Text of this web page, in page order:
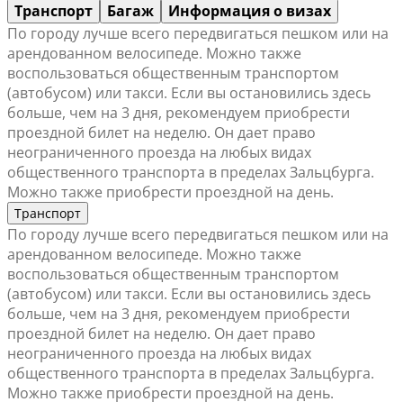
Транспорт Багаж
Информация о визах
По городу лучше всего передвигаться пешком или на
арендованном велосипеде. Можно также
воспользоваться общественным транспортом
(автобусом) или такси. Если вы остановились здесь
больше, чем на 3 дня, рекомендуем приобрести
проездной билет на неделю. Он дает право
неограниченного проезда на любых видах
общественного транспорта в пределах Зальцбурга.
Можно также приобрести проездной на день.
Транспорт
По городу лучше всего передвигаться пешком или на
арендованном велосипеде. Можно также
воспользоваться общественным транспортом
(автобусом) или такси. Если вы остановились здесь
больше, чем на 3 дня, рекомендуем приобрести
проездной билет на неделю. Он дает право
неограниченного проезда на любых видах
общественного транспорта в пределах Зальцбурга.
Можно также приобрести проездной на день.